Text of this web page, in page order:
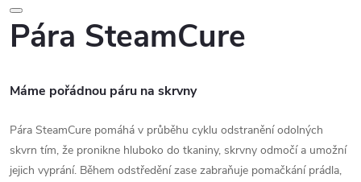
Pára SteamCure
Máme pořádnou páru na skrvny
Pára SteamCure pomáhá v průběhu cyklu odstranění odolných
skvrn tím, že pronikne hluboko do tkaniny, skrvny odmočí a umožní
jejich vyprání. Během odstředění zase zabraňuje pomačkání prádla,